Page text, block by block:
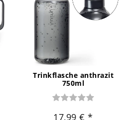
Trinkflasche anthrazit
750ml
17,99 €